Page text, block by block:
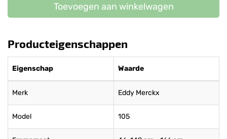
Toevoegen aan winkelwagen
Producteigenschappen
Eigenschap Waarde
Merk Eddy Merckx
Model 105